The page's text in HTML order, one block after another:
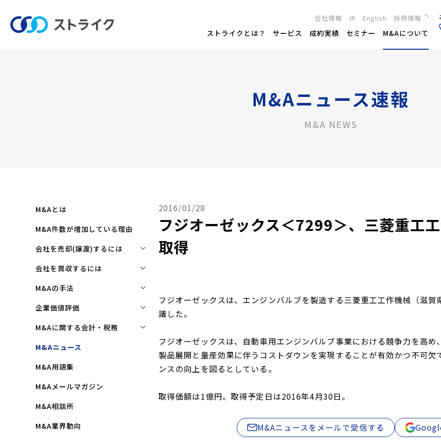
会社情報 IR English 採用情報
新卒採用
キャリア採用
ストライクとは？ サービス 成約実績 セミナー M&Aについて
M&Aニュース速報
M&A NEWS
M&Aとは
M&A件数が増加している理由
会社を売却(譲渡)するには
会社を売却(譲渡)するには
M&Aで売れる会社の条件とは
M&Aで買い手はここを見る
会社を買収するには
会社を買収するには
企業買収を成功させるポイント
買収監査(デューディリジェン
ス)とは
クロージングと引継ぎ
企業買収の流れと手順
M&Aの手法
株式譲渡
第三者割当増資
資本業務提携
企業価値評価
企業価値評価(バリュエーショ
企業評価と売買価格の違い
中小企業M&Aにおける企業価値
ン)の算定方法
純資産法(コストアプローチ)
M&Aに関する会計・税務
株式譲渡にかかる税金(個人・
事業譲渡にかかる税金(個人・
法人)
M&Aにおける節税(役職退職金
スキーム)
赤字・債務超過会社の買収制限
M&Aニュース
M&A用語集
M&Aメールマガジン
M&A相談所
M&A業界動向
2016/01/28
フジオーゼックス＜7299＞、三菱重工
取得
フジオーゼックスは、エンジンバルブを製造する三菱重工工作機械（滋
議した。
フジオーゼックスは、自動車用エンジンバルブ事業における競争力を高
製品展開と量産効果に伴うコストダウンを実現することが有効かつ不可
ンスの向上を図るとしている。
取得価額は1億円。取得予定日は2016年4月30日。
M&Aニュースをメールで受信する